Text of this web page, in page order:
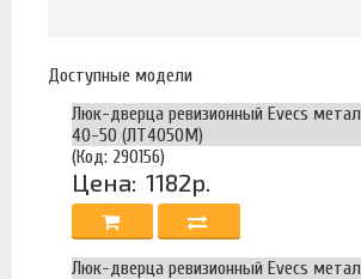
Доступные модели
Люк-дверца ревизионный Evecs
40-50 (ЛТ4050М)
(Код: 290156)
Цена: 1182р.
Люк-дверца ревизионный Evecs